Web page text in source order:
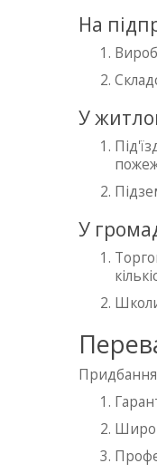
На
У
У
Придбання